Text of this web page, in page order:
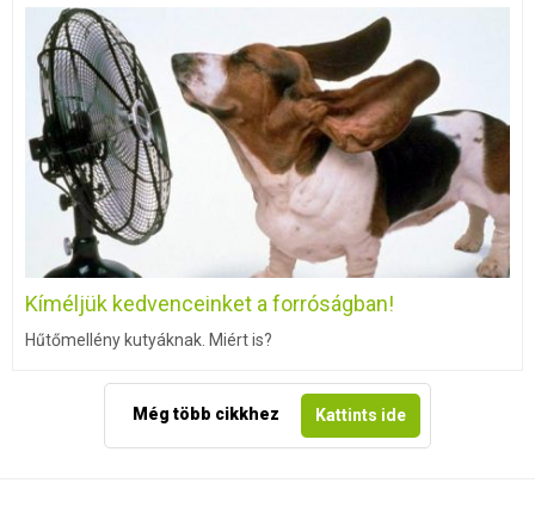
Kíméljük kedvenceinket a forróságban!
Hűtőmellény kutyáknak. Miért is?
Még több cikkhez Kattints ide